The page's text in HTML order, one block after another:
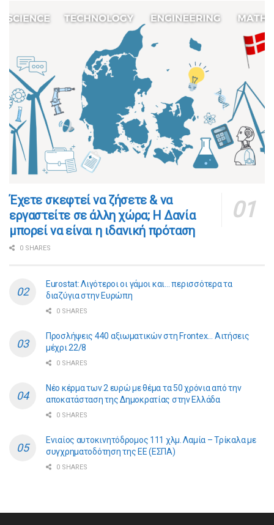
​​Έχετε σκεφτεί να ζήσετε & να
εργαστείτε σε άλλη χώρα; Η Δανία
μπορεί να είναι η ιδανική πρόταση
0 SHARES
Eurostat: Λιγότεροι οι γάμοι και… περισσότερα τα
διαζύγια στην Ευρώπη
0 SHARES
Προσλήψεις 440 αξιωματικών στη Frontex… Αιτήσεις
μέχρι 22/8
0 SHARES
Νέο κέρμα των 2 ευρώ με θέμα τα 50 χρόνια από την
αποκατάσταση της Δημοκρατίας στην Ελλάδα
0 SHARES
Ενιαίος αυτοκινητόδρομος 111 χλμ. Λαμία – Τρίκαλα με
συγχρηματοδότηση της ΕE (ΕΣΠΑ)
0 SHARES